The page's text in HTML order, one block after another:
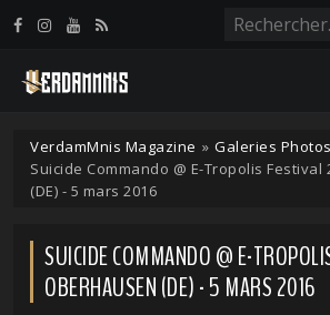
VerdamMnis Magazine » Galeries Photos
Suicide Commando @ E-Tropolis Festival
(DE) - 5 mars 2016
SUICIDE COMMANDO @ E-
OBERHAUSEN (DE) - 5 MARS 2016
Panneau de gestion des cookies